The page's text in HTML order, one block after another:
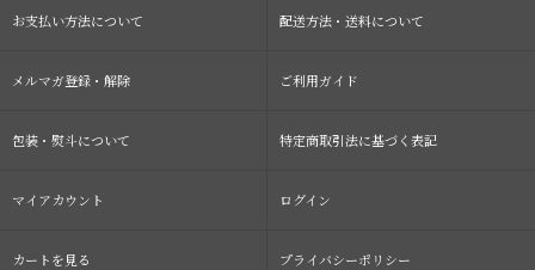
お支払い方法について 配送方法・送料について
メルマガ登録・解除 ご利用ガイド
包装・熨斗について 特定商取引法に基づく表記
マイアカウント ログイン
カートを見る プライバシーポリシー